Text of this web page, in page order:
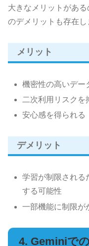
大きなメリットがあ
のデメリットも存在し
メリット
機密性の高いデー
二次利用リスクを
安心感を得られる
デメリット
学習が制限される
する可能性
一部機能に制限が
4. Geminiで